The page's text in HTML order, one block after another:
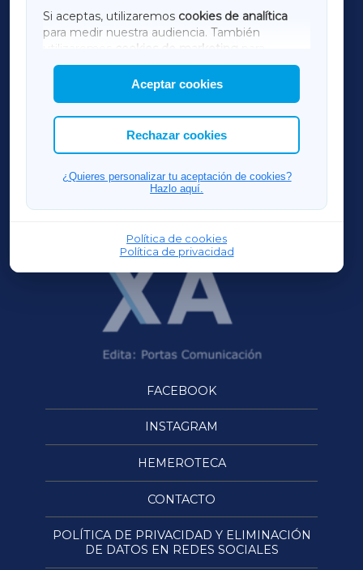
Si aceptas, utilizaremos cookies de analítica
para medir nuestra audiencia. También
utilizaremos
cookies de marketing
mostrar publicidad de terceros.
Asimismo, puedes personalizar la elección de
las cookies que deseas permitir.
Aceptar cookies
Rechazar cookies
¿Quieres personalizar tu aceptación de cookies?
Hazlo aquí.
Política de cookies
Política de privacidad
AMARIÑAXA
RIBEIRASACRAXA
ACORUÑAXA
FERROLXA
OURENSEXA
FACEBOOK
INSTAGRAM
HEMEROTECA
CONTACTO
POLÍTICA DE PRIVACIDAD Y ELIMINACIÓN
DE DATOS EN REDES SOCIALES